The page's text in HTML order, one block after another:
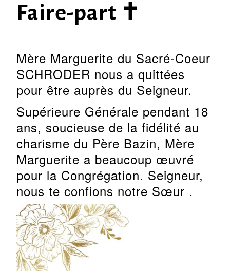
Faire-part ✝
Mère Marguerite du Sacré-Coeur
SCHRODER nous a quittées
pour être auprès du Seigneur.
Supérieure Générale pendant 18
ans, soucieuse de la fidélité au
charisme du Père Bazin, Mère
Marguerite a beaucoup œuvré
pour la Congrégation. Seigneur,
nous te confions notre Sœur .